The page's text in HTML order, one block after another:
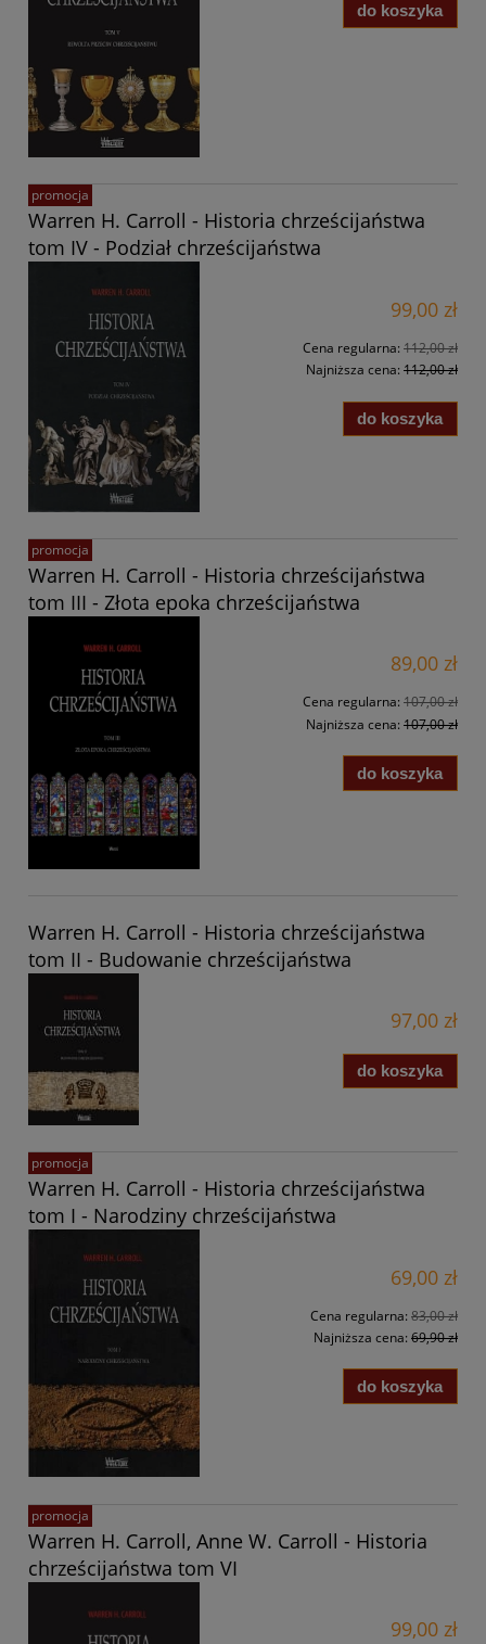
do koszyka
Warren H. Carroll - Historia chrześcijaństwa
tom IV - Podział chrześcijaństwa
99,00 zł
Cena regularna: 112,00 zł
Najniższa cena: 112,00 zł
do koszyka
promocja
Warren H. Carroll - Historia chrześcijaństwa
tom III - Złota epoka chrześcijaństwa
89,00 zł
Cena regularna: 107,00 zł
Najniższa cena: 107,00 zł
do koszyka
promocja
Warren H. Carroll - Historia chrześcijaństwa
tom II - Budowanie chrześcijaństwa
97,00 zł
do koszyka
Warren H. Carroll - Historia chrześcijaństwa
tom I - Narodziny chrześcijaństwa
69,00 zł
Cena regularna: 83,00 zł
Najniższa cena: 69,90 zł
do koszyka
promocja
Warren H. Carroll, Anne W. Carroll - Historia
chrześcijaństwa tom VI
99,00 zł
promocja